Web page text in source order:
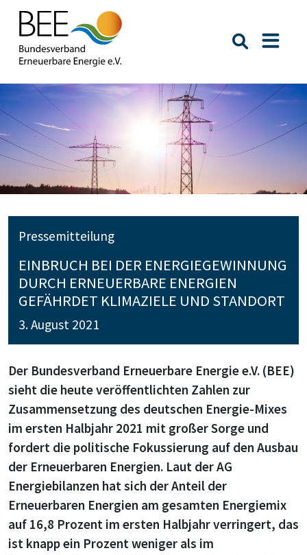
Suche
Pressemitteilung
EINBRUCH BEI DER ENERGIEGEWINNUNG
DURCH ERNEUERBARE ENERGIEN
GEFÄHRDET KLIMAZIELE UND STANDORT
3. August 2021
Der Bundesverband Erneuerbare Energie e.V. (BEE)
sieht die heute veröffentlichten Zahlen zur
Zusammensetzung des deutschen Energie-Mixes
im ersten Halbjahr 2021 mit großer Sorge und
fordert die politische Fokussierung auf den Ausbau
der Erneuerbaren Energien. Laut der AG
Energiebilanzen hat sich der Anteil der
Erneuerbaren Energien am gesamten Energiemix
auf 16,8 Prozent im ersten Halbjahr verringert, das
ist knapp ein Prozent weniger als im